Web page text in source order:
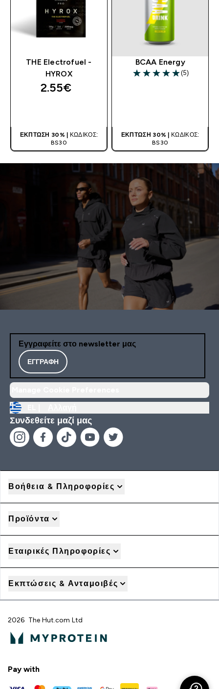
THE Electrofuel -
HYROX
2.55€‎
ΈΚΠΤΩΣΗ 30% | ΚΩΔΙΚΌΣ:
BS30
BCAA Energy
5 out of 5 stars
(5)
ΈΚΠΤΩΣΗ 30% | ΚΩΔΙΚΌΣ:
BS30
Εγγραφείτε στο newsletter μας
ΕΓΓΡΑΦΉ
Συνδεθείτε μαζί μας
Βοήθεια & Πληροφορίες
Προϊόντα
Εταιρικές Πληροφορίες
Εκπτώσεις & Ανταμοιβές
2026 The Hut.com Ltd
Pay with